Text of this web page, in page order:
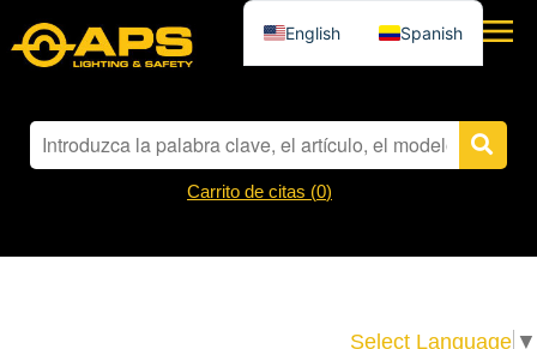
Carrito de citas (0)
Select Language ▼
English Spanish